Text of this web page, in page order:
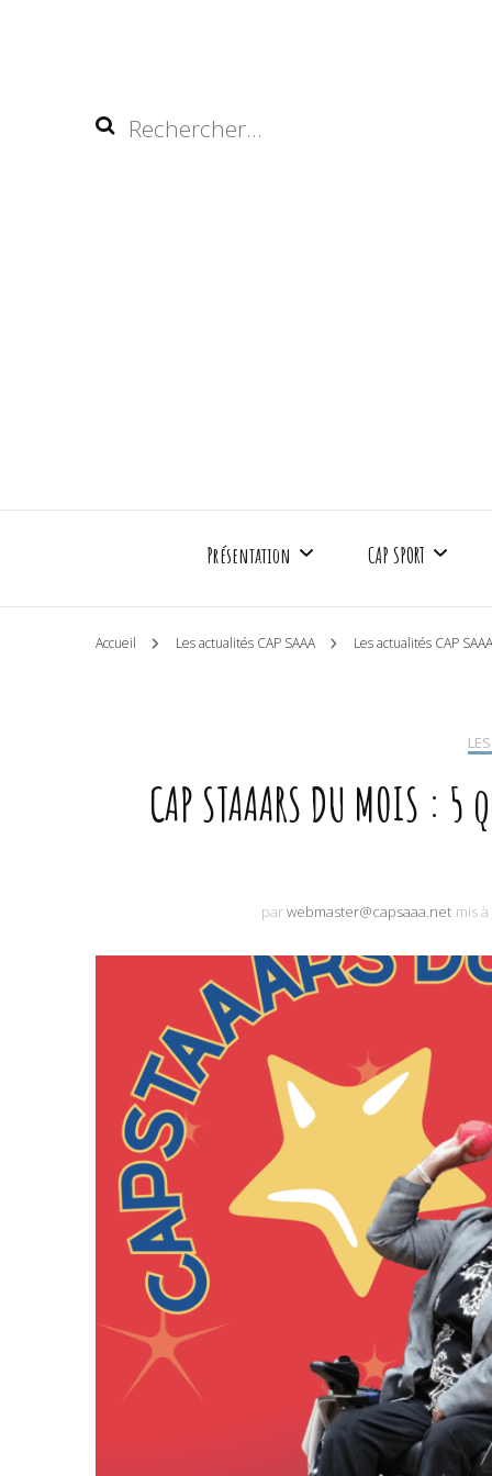
Rechercher :
Présentation
Les agréments
Les actualités CAP SAAA
CAP SPORT
Boccia
Créneaux
Calendrier sportif
Accueil Les actualités CAP SAAA Les actualités CAP SAAA
CAP STAAARS DU MOIS
parwebmaster@capsaaa.net mis